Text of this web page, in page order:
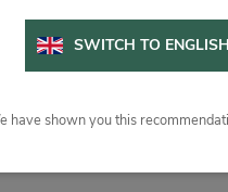
jsem objednala v pondělí a
SWITCH TO
have shown you this